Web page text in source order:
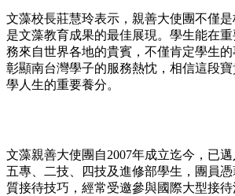
文藻校長莊慧玲表示，親善大使團不僅
是文藻教育成果的最佳展現。學生能在
務來自世界各地的貴賓，不僅肯定學生
彰顯南台灣學子的服務熱忱，相信這段
學人生的重要養分。
文藻親善大使團自2007年成立迄今，已
五專、二技、四技及進修部學生，團員
質接待技巧，經常受邀參與國際大型接